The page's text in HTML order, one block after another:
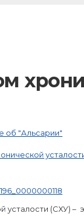
об "Альсарии"
усталости (СХУ) –